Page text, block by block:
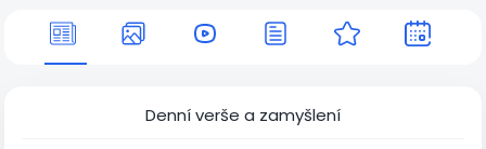
Denní verše a zamyšlení